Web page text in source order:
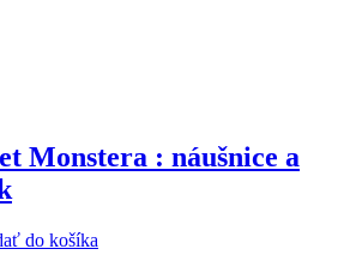
Monstera : náušnice a
do košíka